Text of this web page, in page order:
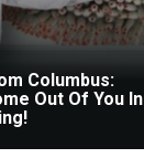
Columbus:
Out Of You In